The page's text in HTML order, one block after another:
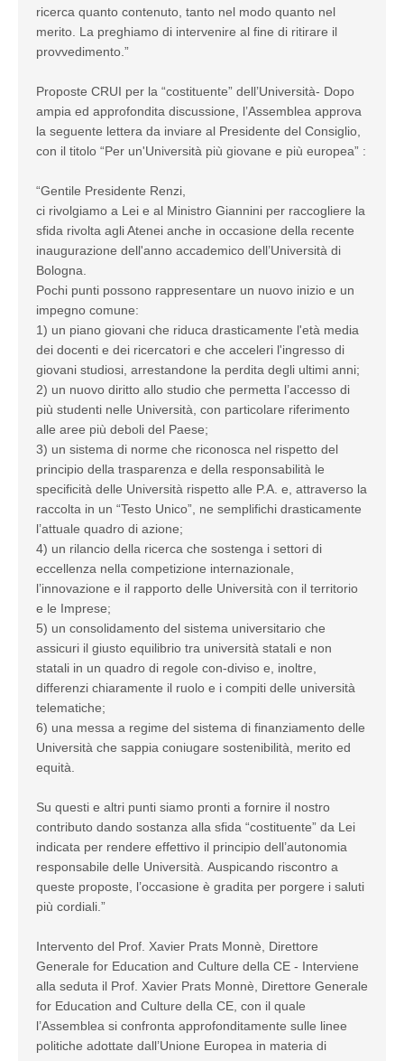
ricerca quanto contenuto, tanto nel modo quanto nel
merito. La preghiamo di intervenire al fine di ritirare il
provvedimento.”
Proposte CRUI per la “costituente” dell’Università- Dopo
ampia ed approfondita discussione, l’Assemblea approva
la seguente lettera da inviare al Presidente del Consiglio,
con il titolo “Per un'Università più giovane e più europea” :
“Gentile Presidente Renzi,
ci rivolgiamo a Lei e al Ministro Giannini per raccogliere la
sfida rivolta agli Atenei anche in occasione della recente
inaugurazione dell'anno accademico dell’Università di
Bologna.
Pochi punti possono rappresentare un nuovo inizio e un
impegno comune:
1) un piano giovani che riduca drasticamente l'età media
dei docenti e dei ricercatori e che acceleri l'ingresso di
giovani studiosi, arrestandone la perdita degli ultimi anni;
2) un nuovo diritto allo studio che permetta l’accesso di
più studenti nelle Università, con particolare riferimento
alle aree più deboli del Paese;
3) un sistema di norme che riconosca nel rispetto del
principio della trasparenza e della responsabilità le
specificità delle Università rispetto alle P.A. e, attraverso la
raccolta in un “Testo Unico”, ne semplifichi drasticamente
l’attuale quadro di azione;
4) un rilancio della ricerca che sostenga i settori di
eccellenza nella competizione internazionale,
l’innovazione e il rapporto delle Università con il territorio
e le Imprese;
5) un consolidamento del sistema universitario che
assicuri il giusto equilibrio tra università statali e non
statali in un quadro di regole con-diviso e, inoltre,
differenzi chiaramente il ruolo e i compiti delle università
telematiche;
6) una messa a regime del sistema di finanziamento delle
Università che sappia coniugare sostenibilità, merito ed
equità.
Su questi e altri punti siamo pronti a fornire il nostro
contributo dando sostanza alla sfida “costituente” da Lei
indicata per rendere effettivo il principio dell’autonomia
responsabile delle Università. Auspicando riscontro a
queste proposte, l’occasione è gradita per porgere i saluti
più cordiali.”
Intervento del Prof. Xavier Prats Monnè, Direttore
Generale for Education and Culture della CE - Interviene
alla seduta il Prof. Xavier Prats Monnè, Direttore Generale
for Education and Culture della CE, con il quale
l’Assemblea si confronta approfonditamente sulle linee
politiche adottate dall’Unione Europea in materia di